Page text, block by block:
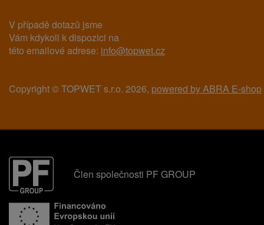
V případě dotazů jsme
Vám kdykoli k dispozici na
této emailové adrese: info@topwet.cz
Copyright © TOPWET s.r.o. 2026, powered by ABRA E-shop
Člen společnosti PF GROUP